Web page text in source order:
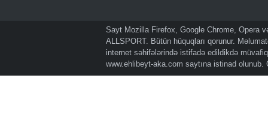
Sayt Mozilla Firefox, Google Chrome, Opera
ALLSPORT. Bütün hüquqları qorunur.
internet səhifələrində istifadə edildikdə
www.ehlibeyt-aka.com saytına istinad olunub.